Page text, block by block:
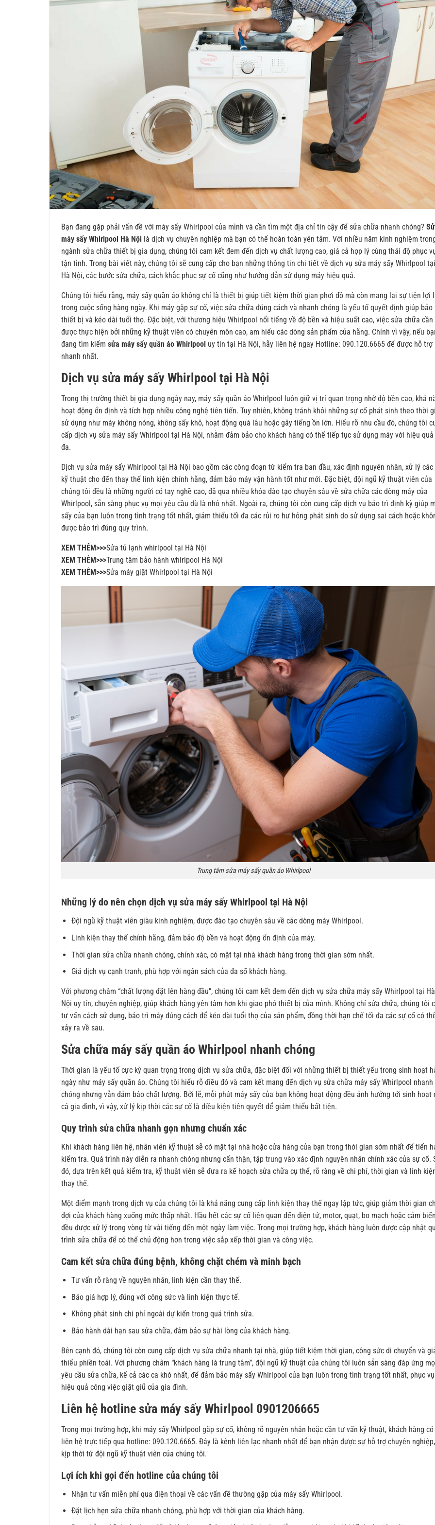
Bạn đang gặp phải vấn đề với máy sấy Whirlpool của mình và cần tìm một địa chỉ tin cậy để sửa chữa nhanh chóng?
máy sấy Whirlpool Hà Nội là dịch vụ chuyên nghiệp mà bạn có thể hoàn toàn yên tâm. Với nhiều năm kinh nghiệm
ngành sửa chữa thiết bị gia dụng, chúng tôi cam kết đem đến dịch vụ chất lượng cao, giá cả hợp lý cùng thái độ phục
tận tình. Trong bài viết này, chúng tôi sẽ cung cấp cho bạn những thông tin chi tiết về dịch vụ sửa máy sấy Whirlpool tại
Hà Nội, các bước sửa chữa, cách khắc phục sự cố cũng như hướng dẫn sử dụng máy hiệu quả.
Chúng tôi hiểu rằng, máy sấy quần áo không chỉ là thiết bị giúp tiết kiệm thời gian phơi đồ mà còn mang lại sự tiện lợi
trong cuộc sống hàng ngày. Khi máy gặp sự cố, việc sửa chữa đúng cách và nhanh chóng là yếu tố quyết định giúp bảo
thiết bị và kéo dài tuổi thọ. Đặc biệt, với thương hiệu Whirlpool nổi tiếng về độ bền và hiệu suất cao, việc sửa chữa cần
được thực hiện bởi những kỹ thuật viên có chuyên môn cao, am hiểu các dòng sản phẩm của hãng. Chính vì vậy, nếu
đang tìm kiếm sửa máy sấy quần áo Whirlpool uy tín tại Hà Nội, hãy liên hệ ngay Hotline: 090.120.6665 để được hỗ trợ
nhanh nhất.
Dịch vụ sửa máy sấy Whirlpool tại Hà Nội
Trong thị trường thiết bị gia dụng ngày nay, máy sấy quần áo Whirlpool luôn giữ vị trí quan trọng nhờ độ bền cao, khả
hoạt động ổn định và tích hợp nhiều công nghệ tiên tiến. Tuy nhiên, không tránh khỏi những sự cố phát sinh theo thời
sử dụng như máy không nóng, không sấy khô, hoạt động quá lâu hoặc gây tiếng ồn lớn. Hiểu rõ nhu cầu đó, chúng tôi
cấp dịch vụ sửa máy sấy Whirlpool tại Hà Nội, nhằm đảm bảo cho khách hàng có thể tiếp tục sử dụng máy với hiệu
đa.
Dịch vụ sửa máy sấy Whirlpool tại Hà Nội bao gồm các công đoạn từ kiểm tra ban đầu, xác định nguyên nhân, xử lý các
kỹ thuật cho đến thay thế linh kiện chính hãng, đảm bảo máy vận hành tốt như mới. Đặc biệt, đội ngũ kỹ thuật viên của
chúng tôi đều là những người có tay nghề cao, đã qua nhiều khóa đào tạo chuyên sâu về sửa chữa các dòng máy của
Whirlpool, sẵn sàng phục vụ mọi yêu cầu dù là nhỏ nhất. Ngoài ra, chúng tôi còn cung cấp dịch vụ bảo trì định kỳ giúp
sấy của bạn luôn trong tình trạng tốt nhất, giảm thiểu tối đa các rủi ro hư hỏng phát sinh do sử dụng sai cách hoặc
được bảo trì đúng quy trình.
XEM THÊM>>>Sửa tủ lạnh whirlpool tại Hà Nội
XEM THÊM>>>Trung tâm bảo hành whirlpool Hà Nội
XEM THÊM>>>Sửa máy giặt Whirlpool tại Hà Nội
Trung tâm sửa máy sấy quần áo Whirlpool
Những lý do nên chọn dịch vụ sửa máy sấy Whirlpool tại Hà Nội
Đội ngũ kỹ thuật viên giàu kinh nghiệm, được đào tạo chuyên sâu về các dòng máy Whirlpool.
Linh kiện thay thế chính hãng, đảm bảo độ bền và hoạt động ổn định của máy.
Thời gian sửa chữa nhanh chóng, chính xác, có mặt tại nhà khách hàng trong thời gian sớm nhất.
Giá dịch vụ cạnh tranh, phù hợp với ngân sách của đa số khách hàng.
Với phương châm “chất lượng đặt lên hàng đầu”, chúng tôi cam kết đem đến dịch vụ sửa chữa máy sấy Whirlpool tại Hà
Nội uy tín, chuyên nghiệp, giúp khách hàng yên tâm hơn khi giao phó thiết bị của mình. Không chỉ sửa chữa, chúng tôi
tư vấn cách sử dụng, bảo trì máy đúng cách để kéo dài tuổi thọ của sản phẩm, đồng thời hạn chế tối đa các sự cố có
xảy ra về sau.
Sửa chữa máy sấy quần áo Whirlpool nhanh chóng
Thời gian là yếu tố cực kỳ quan trọng trong dịch vụ sửa chữa, đặc biệt đối với những thiết bị thiết yếu trong sinh hoạt
ngày như máy sấy quần áo. Chúng tôi hiểu rõ điều đó và cam kết mang đến dịch vụ sửa chữa máy sấy Whirlpool nhanh
chóng nhưng vẫn đảm bảo chất lượng. Bởi lẽ, mỗi phút máy sấy của bạn không hoạt động đều ảnh hưởng tới sinh hoạt
cả gia đình, vì vậy, xử lý kịp thời các sự cố là điều kiện tiên quyết để giảm thiểu bất tiện.
Quy trình sửa chữa nhanh gọn nhưng chuẩn xác
Khi khách hàng liên hệ, nhân viên kỹ thuật sẽ có mặt tại nhà hoặc cửa hàng của bạn trong thời gian sớm nhất để tiến
kiểm tra. Quá trình này diễn ra nhanh chóng nhưng cẩn thận, tập trung vào xác định nguyên nhân chính xác của sự cố.
đó, dựa trên kết quả kiểm tra, kỹ thuật viên sẽ đưa ra kế hoạch sửa chữa cụ thể, rõ ràng về chi phí, thời gian và linh
thay thế.
Một điểm mạnh trong dịch vụ của chúng tôi là khả năng cung cấp linh kiện thay thế ngay lập tức, giúp giảm thời gian
đợi của khách hàng xuống mức thấp nhất. Hầu hết các sự cố liên quan đến điện tử, motor, quạt, bo mạch hoặc cảm biến
đều được xử lý trong vòng từ vài tiếng đến một ngày làm việc. Trong mọi trường hợp, khách hàng luôn được cập nhật
trình sửa chữa để có thể chủ động hơn trong việc sắp xếp thời gian và công việc.
Cam kết sửa chữa đúng bệnh, không chặt chém và minh bạch
Tư vấn rõ ràng về nguyên nhân, linh kiện cần thay thế.
Báo giá hợp lý, đúng với công sức và linh kiện thực tế.
Không phát sinh chi phí ngoài dự kiến trong quá trình sửa.
Bảo hành dài hạn sau sửa chữa, đảm bảo sự hài lòng của khách hàng.
Bên cạnh đó, chúng tôi còn cung cấp dịch vụ sửa chữa nhanh tại nhà, giúp tiết kiệm thời gian, công sức di chuyển và
thiểu phiền toái. Với phương châm “khách hàng là trung tâm”, đội ngũ kỹ thuật của chúng tôi luôn sẵn sàng đáp ứng
yêu cầu sửa chữa, kể cả các ca khó nhất, để đảm bảo máy sấy Whirlpool của bạn luôn trong tình trạng tốt nhất, phục vụ
hiệu quả công việc giặt giũ của gia đình.
Liên hệ hotline sửa máy sấy Whirlpool 0901206665
Trong mọi trường hợp, khi máy sấy Whirlpool gặp sự cố, không rõ nguyên nhân hoặc cần tư vấn kỹ thuật, khách hàng
liên hệ trực tiếp qua hotline: 090.120.6665. Đây là kênh liên lạc nhanh nhất để bạn nhận được sự hỗ trợ chuyên nghiệp,
kịp thời từ đội ngũ kỹ thuật viên của chúng tôi.
Lợi ích khi gọi đến hotline của chúng tôi
Nhận tư vấn miễn phí qua điện thoại về các vấn đề thường gặp của máy sấy Whirlpool.
Đặt lịch hẹn sửa chữa nhanh chóng, phù hợp với thời gian của khách hàng.